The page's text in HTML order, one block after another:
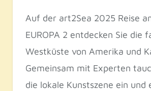
Auf der art2Sea 2025 Reise
EUROPA 2 entdecken Sie die
Westküste von Amerika und
Gemeinsam mit Experten
die lokale Kunstszene ein und